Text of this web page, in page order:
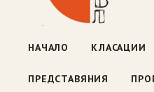
НАЧАЛО КЛАСАЦИИ
ПРЕДСТАВЯНИЯ